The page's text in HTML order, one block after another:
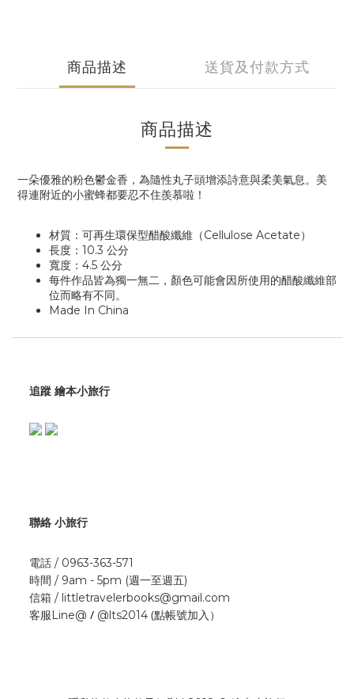
商品描述 送貨及付款方式
商品描述
一朵優雅的粉色鬱金香，為隨性丸子頭增添詩意與柔美氣息。美
得連附近的小蜜蜂都要忍不住羨慕啦！
材質：可再生環保型醋酸纖維（Cellulose Acetate）
長度：10.3 公分
寬度：4.5 公分
每件作品皆為獨一無二，顏色可能會因所使用的醋酸纖維部
位而略有不同。
Made In China
追蹤 繪本小旅行
聯絡 小旅行
電話 / 0963-363-571
時間 / 9am - 5pm (週一至週五)
信箱 / littletravelerbooks@gmail.com
客服Line@ / @lts2014 (點帳號加入）